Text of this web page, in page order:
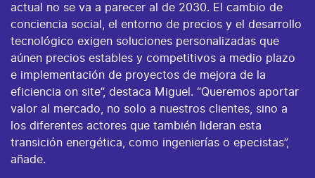
actual no se va a parecer al de 2030. El cambio de
conciencia social, el entorno de precios y el desarrollo
tecnológico exigen soluciones personalizadas que
aúnen precios estables y competitivos a medio plazo
e implementación de proyectos de mejora de la
eficiencia on site”, destaca Miguel. “Queremos aportar
valor al mercado, no solo a nuestros clientes, sino a
los diferentes actores que también lideran esta
transición energética, como ingenierías o epecistas”,
añade.